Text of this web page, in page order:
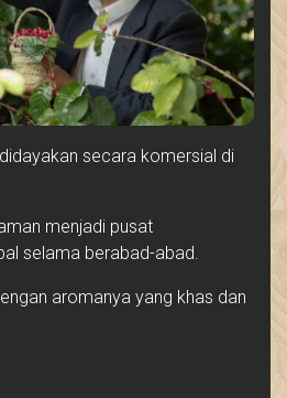
secara komersial di
menjadi pusat
selama berabad-abad.
aromanya yang khas dan